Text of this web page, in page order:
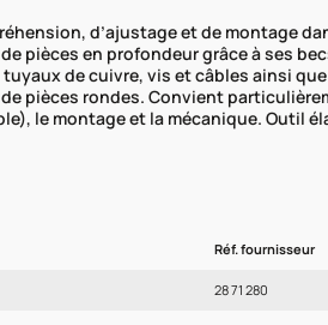
d’ajustage et de montage
pièces en profondeur grâce à ses
de cuivre, vis et câbles ainsi
pièces rondes. Convient
le montage et la mécanique. Outil
Réf. fournisseur
28 71 280